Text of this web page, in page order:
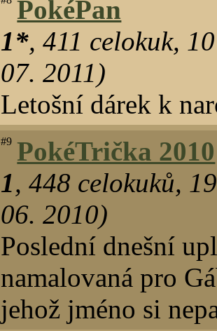
PokéPan
1*,411 celokuk, 10
07. 2011)
Letošní dárek k
#9 PokéTrička 2010
1,448 celokuků, 19
06. 2010)
Poslední dnešní
namalovaná pro
jehož jméno si